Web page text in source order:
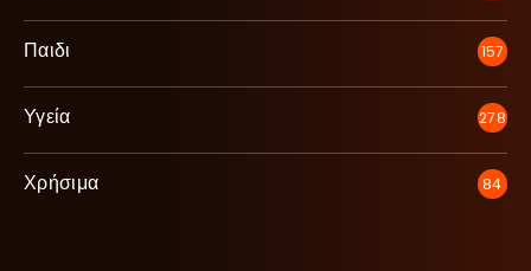
Παιδι 157
Υγεία 278
Χρήσιμα 84